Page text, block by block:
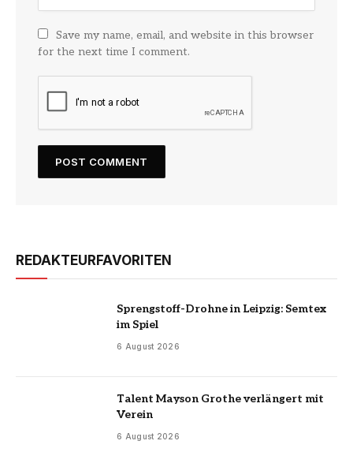
Save my name, email, and website in this browser
for the next time I comment.
REDAKTEURFAVORITEN
Sprengstoff-Drohne in Leipzig: Semtex
im Spiel
6 August 2026
Talent Mayson Grothe verlängert mit
Verein
6 August 2026